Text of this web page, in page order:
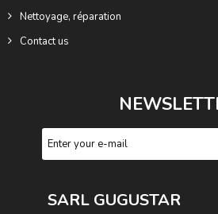
Nettoyage, réparation
Contact us
SARL GUGUSTAR